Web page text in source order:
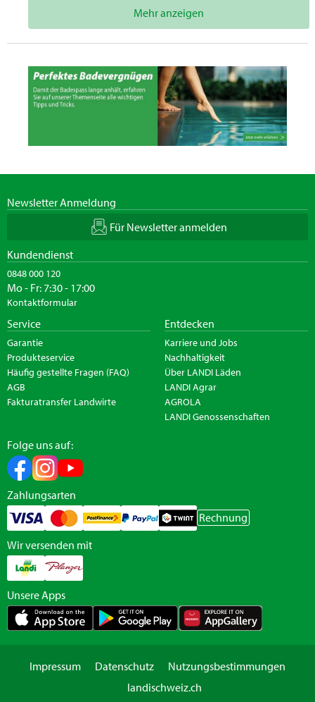
Mehr anzeigen
Newsletter Anmeldung
Für Newsletter anmelden
Kundendienst
0848 000 120
Mo - Fr: 7:30 - 17:00
Kontaktformular
Service
Garantie
Produkteservice
Häufig gestellte Fragen (FAQ)
AGB
Fakturatransfer Landwirte
Entdecken
Karriere und Jobs
Nachhaltigkeit
Über LANDI Läden
LANDI Agrar
AGROLA
LANDI Genossenschaften
Folge uns auf:
Zahlungsarten
Rechnung
Wir versenden mit
Unsere Apps
Impressum Datenschutz
Nutzungsbestimmungen
landischweiz.ch